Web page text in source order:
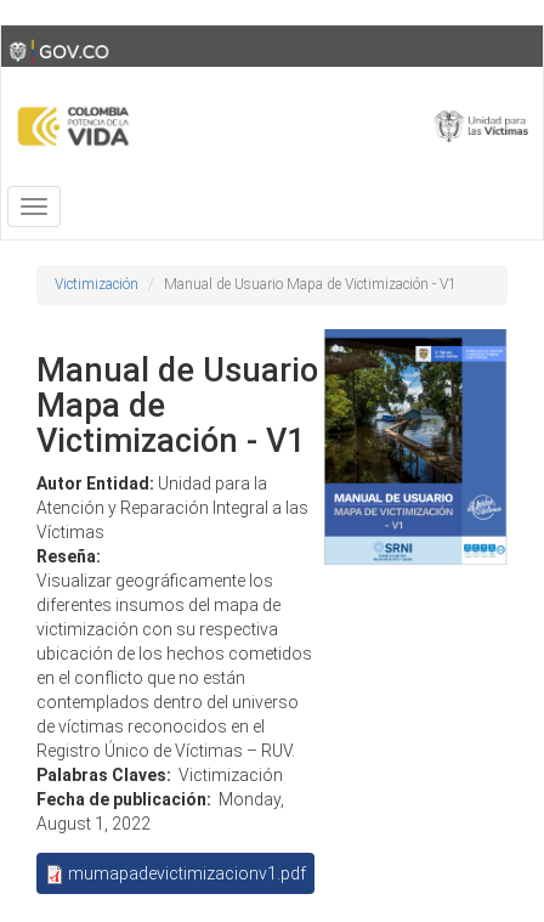
Skip
to
content
Toggle
high
Toggle
navigation
Victimización Manual de Usuario Mapa de Victimización - V1
Manual de Usuario
Mapa de
Victimización - V1
Autor Entidad: Unidad para la
Atención y Reparación Integral a las
Víctimas
Reseña:
Visualizar geográficamente los
diferentes insumos del mapa de
victimización con su respectiva
ubicación de los hechos cometidos
en el conflicto que no están
contemplados dentro del universo
de víctimas reconocidos en el
Registro Único de Víctimas – RUV.
Palabras Claves: Victimización
Fecha de publicación: Monday,
August 1, 2022
mumapadevictimizacionv1.pdf